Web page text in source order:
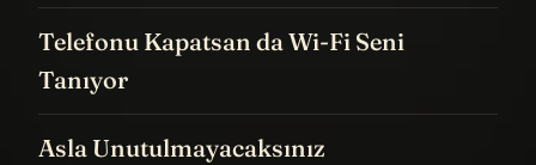
Telefonu Kapatsan da Wi-Fi Seni
Tanıyor
Asla Unutulmayacaksınız